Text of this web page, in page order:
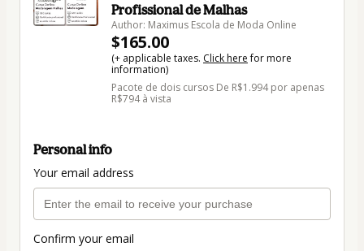
Profissional de Malhas
Author: Maximus Escola de Moda Online
$165.00
(+ applicable taxes. Click herefor more
information)
Pacote de dois cursos De R$1.994 por apenas
R$794 à vista
Personal info
Your email address
Confirm your email